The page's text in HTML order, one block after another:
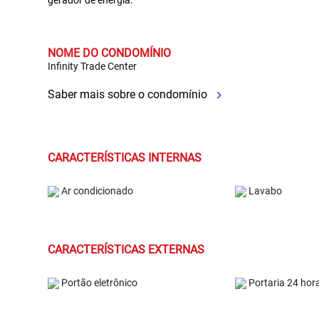
NOME DO CONDOMÍNIO
Infinity Trade Center
Saber mais sobre o condomínio
CARACTERÍSTICAS INTERNAS
Ar condicionado Lavabo
CARACTERÍSTICAS EXTERNAS
Portão eletrônico Portaria 24